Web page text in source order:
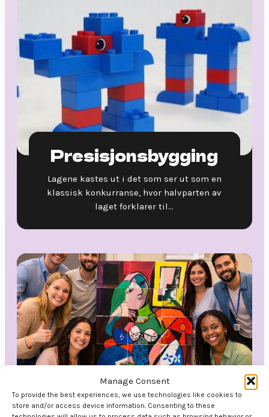
Manage Consent
To provide the best experiences, we use technologies like cookies to
store and/or access device information. Consenting to these
Presisjonsbygging
Lagene kastes ut i det som ser ut som en
klassisk konkurranse, hvor halvparten av
laget forklarer til...